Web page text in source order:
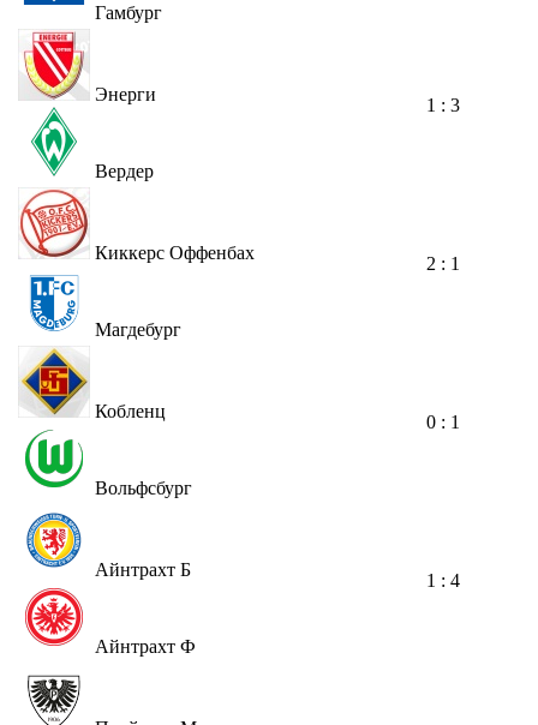
Гамбург
Энерги
Вердер
1 : 3
Киккерс Оффенбах
Магдебург
2 : 1
Кобленц
Вольфсбург
0 : 1
Айнтрахт Б
Айнтрахт Ф
1 : 4